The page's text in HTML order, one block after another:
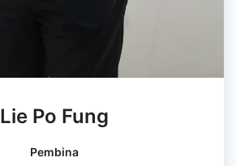
Lie Po Fung
Pembina